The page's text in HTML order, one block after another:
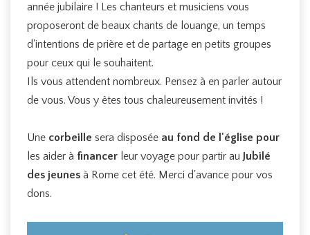
année jubilaire ! Les chanteurs et musiciens vous
proposeront de beaux chants de louange, un temps
d'intentions de prière et de partage en petits groupes
pour ceux qui le souhaitent.
Ils vous attendent nombreux. Pensez à en parler autour
de vous. Vous y êtes tous chaleureusement invités !
Une corbeille sera disposée au fond de l'église pour
les aider à financer leur voyage pour partir au Jubilé
des jeunes à Rome cet été. Merci d'avance pour vos
dons.